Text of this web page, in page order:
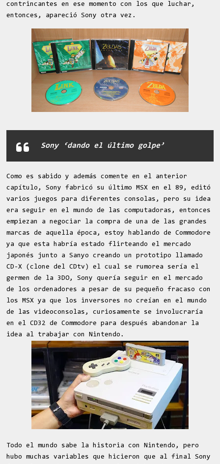
contrincantes en ese momento con los que luchar,
entonces, apareció Sony otra vez.
Sony ‘dando el último golpe’
Como es sabido y además comente en el anterior
capítulo, Sony fabricó su último MSX en el 89, editó
varios juegos para diferentes consolas, pero su idea
era seguir en el mundo de las computadoras, entonces
empiezan a negociar la compra de una de las grandes
marcas de aquella época, estoy hablando de Commodore
ya que esta habría estado flirteando el mercado
japonés junto a Sanyo creando un prototipo llamado
CD-X (clone del CDtv) el cual se rumorea sería el
germen de la 3DO, Sony quería seguir en el mercado
de los ordenadores a pesar de su pequeño fracaso con
los MSX ya que los inversores no creían en el mundo
de las videoconsolas, curiosamente se involucraría
en el CD32 de Commodore para después abandonar la
idea al trabajar con Nintendo.
Todo el mundo sabe la historia con Nintendo, pero
hubo muchas variables que hicieron que al final Sony